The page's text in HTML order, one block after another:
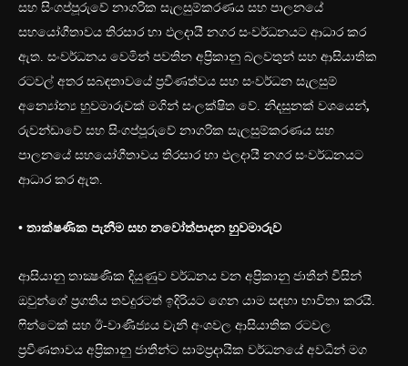
සහ සිංගප්පූරුවේ නාගරික සැලසුම්කරණය සහ පාලනයේ
සහයෝගීතාවය තිරසාර හා ඵලදායී නගර සංවර්ධනයට ආධාර කර
ඇත. සංවර්ධනය වෙමින් පවතින අප්‍රිකානු බලවතුන් සහ ආසියාතික
රටවල් අතර සබඳතාවයේ ප්‍රවීණත්වය සහ සංවර්ධන සැලසුම්
අන්‍යෝන්‍ය හුවමාරුවක් මගින් සංලක්ෂිත වේ. නිදසුනක් වශයෙන්,
රුවන්ඩාවේ සහ සිංගප්පූරුවේ නාගරික සැලසුම්කරණය සහ
පාලනයේ සහයෝගීතාවය තිරසාර හා ඵලදායී නගර සංවර්ධනයට
ආධාර කර ඇත.
• තාක්ෂණික පැනීම සහ නවෝත්පාදන හුවමාරුව
ආසියානු තාක්‍ෂණික දියුණුව වර්ධනය වන අප්‍රිකානු ජාතීන් විසින්
ඔවුන්ගේ ප්‍රගතිය තවදුරටත් ඉදිරියට ගෙන යාම සඳහා භාවිතා කරයි.
ෆින්ටෙක් සහ ඊ-වාණිජ්‍යය වැනි අංශවල ආසියාතික රටවල
ප්‍රවීණතාවය අප්‍රිකානු ජාතීන්ට සාම්ප්‍රදායික වර්ධනයේ අවධීන් මග